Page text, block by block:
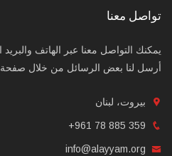
تواصل معنا
يمكنك التواصل معنا عبر الهاتف والبريد
أرسل لنا بعض الرسائل من خلال صفحة
بيروت، لبنان
+961 78 885 359
info@alayyam.org